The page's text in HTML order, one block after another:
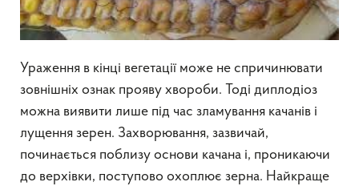
Ураження в кінці вегетації може не спричинювати
зовнішніх ознак прояву хвороби. Тоді диплодіоз
можна виявити лише під час зламування качанів і
лущення зерен. Захворювання, зазвичай,
починається поблизу основи качана і, проникаючи
до верхівки, поступово охоплює зерна. Найкраще